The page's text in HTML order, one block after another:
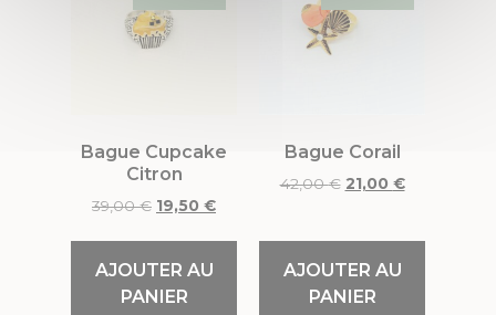
Bague Cupcake
Citron
39,00€ 19,50 €
AJOUTER AU
PANIER
Bague Corail
42,00€ 21,00 €
AJOUTER AU
PANIER